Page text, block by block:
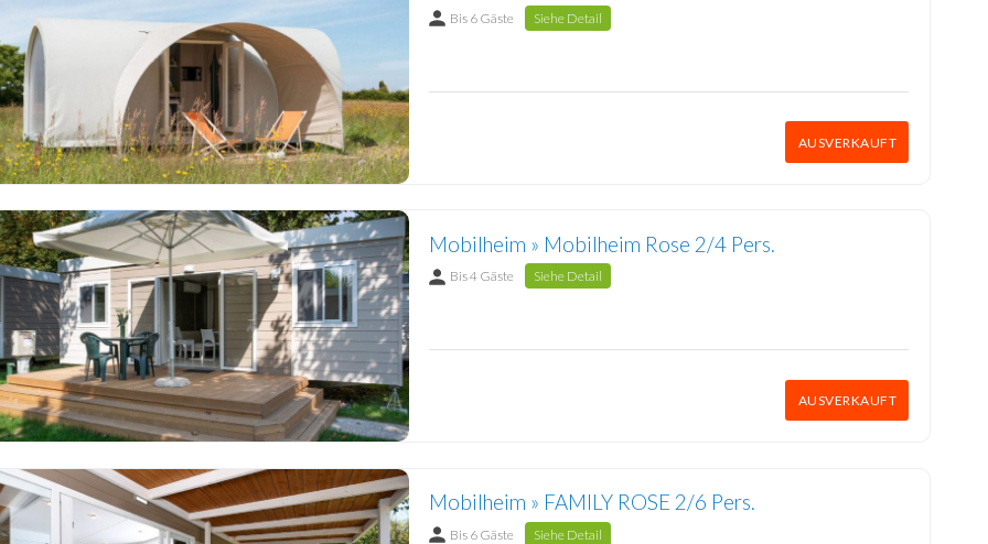
Bis 6 Gäste Siehe Detail
AUSVERKAUFT
Mobilheim » Mobilheim Rose 2/4 Pers.
Bis 4 Gäste Siehe Detail
AUSVERKAUFT
Mobilheim » FAMILY ROSE 2/6 Pers.
Bis 6 Gäste Siehe Detail